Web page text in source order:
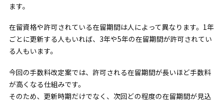
ます。
在留資格や許可されている在留期間は人によって異なります。1年
ごとに更新する人もいれば、3年や5年の在留期間が許可されてい
る人もいます。
今回の手数料改定案では、許可される在留期間が長いほど手数料
が高くなる仕組みです。
そのため、更新時期だけでなく、次回どの程度の在留期間が見込